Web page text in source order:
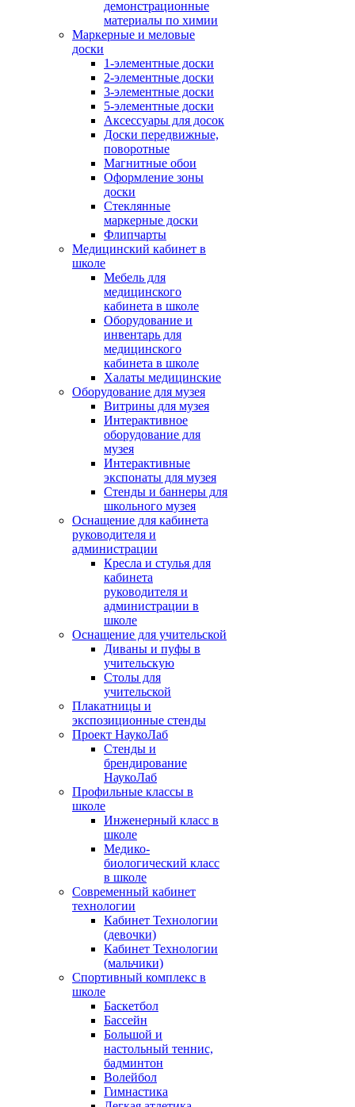
демонстрационные
материалы по химии
Маркерные и меловые
доски
1-элементные доски
2-элементные доски
3-элементные доски
5-элементные доски
Аксессуары для досок
Доски передвижные,
поворотные
Магнитные обои
Оформление зоны
доски
Стеклянные
маркерные доски
Флипчарты
Медицинский кабинет в
школе
Мебель для
медицинского
кабинета в школе
Оборудование и
инвентарь для
медицинского
кабинета в школе
Халаты медицинские
Оборудование для музея
Витрины для музея
Интерактивное
оборудование для
музея
Интерактивные
экспонаты для музея
Стенды и баннеры для
школьного музея
Оснащение для кабинета
руководителя и
администрации
Кресла и стулья для
кабинета
руководителя и
администрации в
школе
Оснащение для учительской
Диваны и пуфы в
учительскую
Столы для
учительской
Плакатницы и
экспозиционные стенды
Проект НаукоЛаб
Стенды и
брендирование
НаукоЛаб
Профильные классы в
школе
Инженерный класс в
школе
Медико-
биологический класс
в школе
Современный кабинет
технологии
Кабинет Технологии
(девочки)
Кабинет Технологии
(мальчики)
Спортивный комплекс в
школе
Баскетбол
Бассейн
Большой и
настольный теннис,
бадминтон
Волейбол
Гимнастика